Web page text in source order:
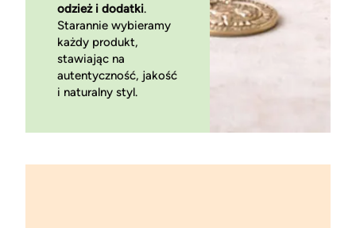
odzież i dodatki.
Starannie wybieramy
każdy produkt,
stawiając na
autentyczność, jakość
i naturalny styl.